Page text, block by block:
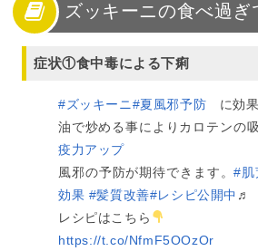
ズッキーニの食べ過ぎ
症状①食中毒による下痢
#ズッキーニ#夏風邪予防 に効果
油で炒める事によりカロテンの
疫力アップ
風邪の予防が期待できます。#肌
効果 #髪質改善#レシピ公開中 ♬
レシピはこちら
https://t.co/NfmF5OOzOr